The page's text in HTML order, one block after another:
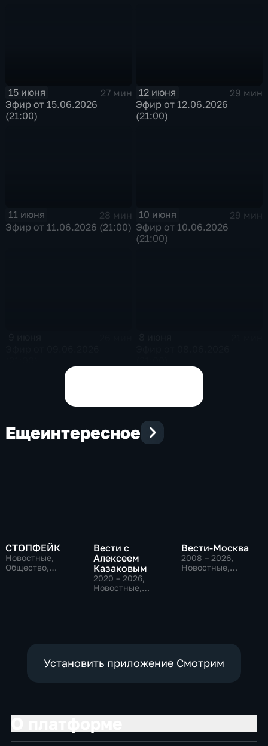
15 июня
27 мин
Эфир от 15.06.2026
(21:00)
12 июня
29 мин
Эфир от 12.06.2026
(21:00)
11 июня
28 мин
Эфир от 11.06.2026 (21:00)
10 июня
29 мин
Эфир от 10.06.2026
(21:00)
Ещеинтересное
СТОПФЕЙК
Новостные,
Общество,
Вести с
Алексеем
Казаковым
2020 – 2026,
Новостные,
Вести-Москва
2008 – 2026,
Новостные,
Установить приложение Смотрим